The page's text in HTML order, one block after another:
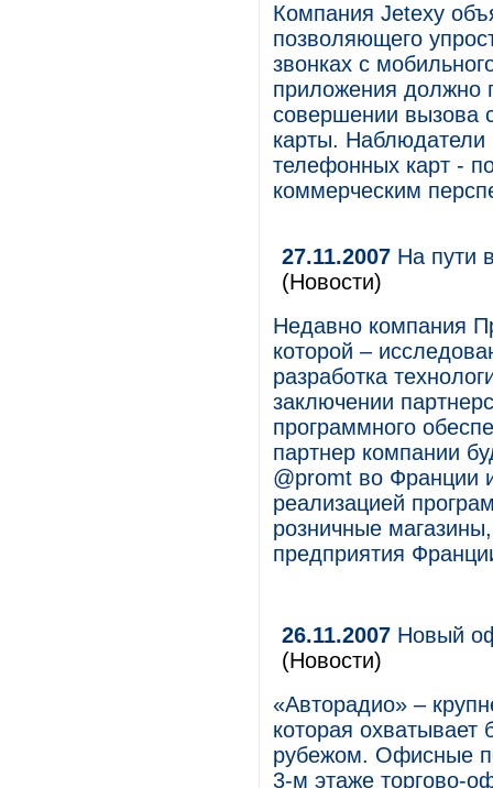
Компания Jetexy
позволяющего
звонках с
приложения должно
совершении вызова
карты. Наблюдатели
телефонных карт -
коммерческим
27.11.2007 На пути
(Новости)
Недавно компания
которой –
разработка
заключении
программного
партнер компании
@promt во Франции
реализацией
розничные
предприятия
26.11.2007 Новый
(Новости)
«Авторадио» –
которая
рубежом. Офисные
3-м этаже торгово-